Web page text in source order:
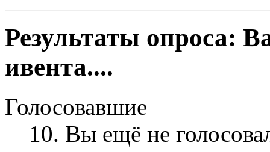
Результаты опроса:
ивента....
Голосовавшие
10. Вы ещё не